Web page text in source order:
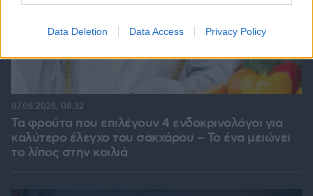
Data Deletion Data Access Privacy Policy
Τα φρούτα που επιλέγουν 4 ενδοκρινολόγοι για
καλύτερο έλεγχο του σακχάρου – Το ένα μειώνει
το λίπος στην κοιλιά
07.08.2026, 08:32